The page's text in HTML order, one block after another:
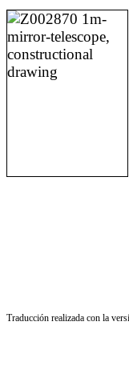
Traducción realizada con la